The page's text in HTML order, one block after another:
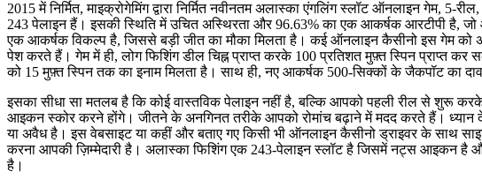
2015 में निर्मित, माइक्रोगेमिंग द्वारा निर्मित नवीनतम अलास्का एंगलिंग स्लॉट ऑनलाइन गेम, 5-
243 पेलाइन हैं। इसकी स्थिति में उचित अस्थिरता और 96.63% का एक आकर्षक आरटीपी है,
एक आकर्षक विकल्प है, जिससे बड़ी जीत का मौका मिलता है। कई ऑनलाइन कैसीनो इस गेम को
पेश करते हैं। गेम में ही, लोग फिशिंग डील चिह्न प्राप्त करके 100 प्रतिशत मुफ़्त स्पिन प्राप्त कर
को 15 मुफ़्त स्पिन तक का इनाम मिलता है। साथ ही, नए आकर्षक 500-सिक्कों के जैकपॉट का
इसका सीधा सा मतलब है कि कोई वास्तविक पेलाइन नहीं है, बल्कि आपको पहली रील से शुरू
आइकन स्कोर करने होंगे। जीतने के अनगिनत तरीके आपको रोमांच बढ़ाने में मदद करते हैं।
या अवैध है। इस वेबसाइट या कहीं और बताए गए किसी भी ऑनलाइन कैसीनो ड्राइवर के साथ
करना आपकी ज़िम्मेदारी है। अलास्का फिशिंग एक 243-पेलाइन स्लॉट है जिसमें नट्स आइकन है
है।